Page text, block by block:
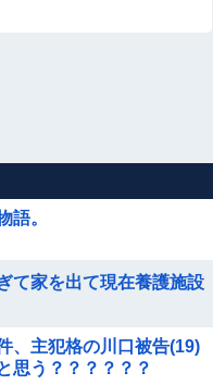
語。
て家を出て現在養護施設
、主犯格の川口被告(19)
思う？？？？？？